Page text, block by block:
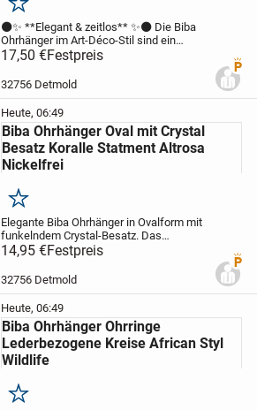
Merken
⚫✨ **Elegant & zeitlos** ✨⚫ Die Biba
Ohrhänger im Art-Déco-Stil sind ein
Statement für Liebhaber klassischer
Eleganz. Silberfarbenes Metall trifft auf
funkelnde schwarze Kristalle – ein
17,50 €Festpreis
32756 Detmold
Heute, 06:49
Biba Ohrhänger Oval mit Crystal
Besatz Koralle Statment Altrosa
Nickelfrei
Merken
Elegante Biba Ohrhänger in Ovalform mit
funkelndem Crystal-Besatz. Das
Statement-Piece besticht durch seine
feminine Ausstrahlung und zeitlose
Eleganz. In den Farben Koralle und Altrosa
14,95 €Festpreis
32756 Detmold
Heute, 06:49
Biba Ohrhänger Ohrringe
Lederbezogene Kreise African Styl
Wildlife
Merken